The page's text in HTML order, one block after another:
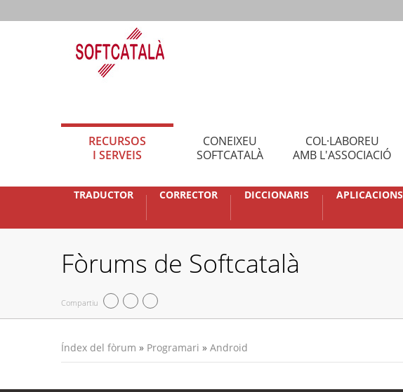
RECURSOS
I SERVEIS
CONEIXEU
SOFTCATALÀ
COL·LABOREU
AMB L'ASSOCIACIÓ
TRADUCTOR CORRECTOR DICCIONARIS APLICACIONS
Fòrums de Softcatalà
Compartiu
Índex del fòrum » Programari » Android